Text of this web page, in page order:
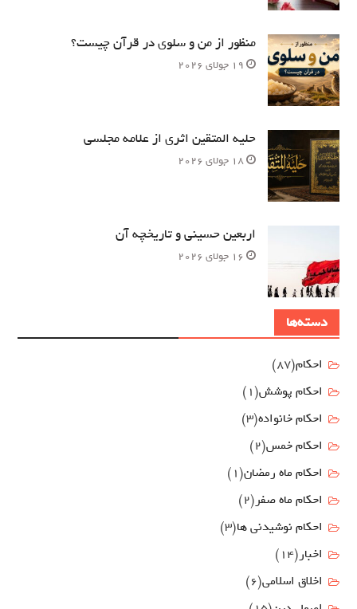
منظور از من و سلوی در قرآن چیست؟
19 جولای 2026
حلیه المتقین اثری از علامه مجلسی
18 جولای 2026
اربعین حسینی و تاریخچه آن
16 جولای 2026
دسته‌ها
احکام(87)
احکام پوشش(1)
احکام خانواده(3)
احکام خمس(2)
احکام ماه رمضان(1)
احکام ماه صفر(2)
احکام نوشیدنی ها(3)
اخبار(14)
اخلاق اسلامی(6)